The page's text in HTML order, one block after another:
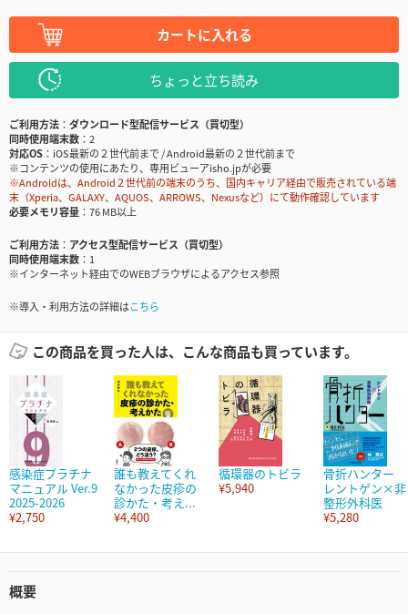
カートに入れる
ちょっと立ち読み
ご利用方法
ダウンロード型配信サービス（買切型）
同時使用端末数
2
対応OS
iOS最新の２世代前まで / Android最新の２世代前まで
※コンテンツの使用にあたり、専用ビューアisho.jpが必要
※Androidは、Android２世代前の端末のうち、国内キャリア経由で販売されている端
末（Xperia、GALAXY、AQUOS、ARROWS、Nexusなど）にて動作確認しています
必要メモリ容量
76 MB以上
ご利用方法
アクセス型配信サービス（買切型）
同時使用端末数
1
※インターネット経由でのWEBブラウザによるアクセス参照
※導入・利用方法の詳細はこちら
この商品を買った人は、こんな商品も買っています。
感染症プラチナ
マニュアル Ver.9
2025-2026
¥2,750
誰も教えてくれ
なかった皮疹の
診かた・考え...
¥4,400
循環器のトビラ
¥5,940
骨折ハンター
レントゲン×非
整形外科医
¥5,280
概要